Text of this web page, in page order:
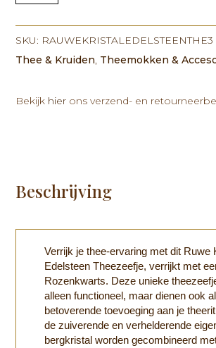
Edelsteen
Theezeefje
-
Rozenkwarts
SKU: RAUWEKRISTALEDELSTEENTHE3
Thee & Kruiden, Theemokken &
Bekijk hier ons verzend- en
Beschrijving
Verrijk je thee-ervaring met dit Ruwe
Edelsteen Theezeefje, verrijkt met
Rozenkwarts. Deze unieke
alleen functioneel, maar dienen ook
betoverende toevoeging aan je
de zuiverende en verhelderende
bergkristal worden gecombineerd